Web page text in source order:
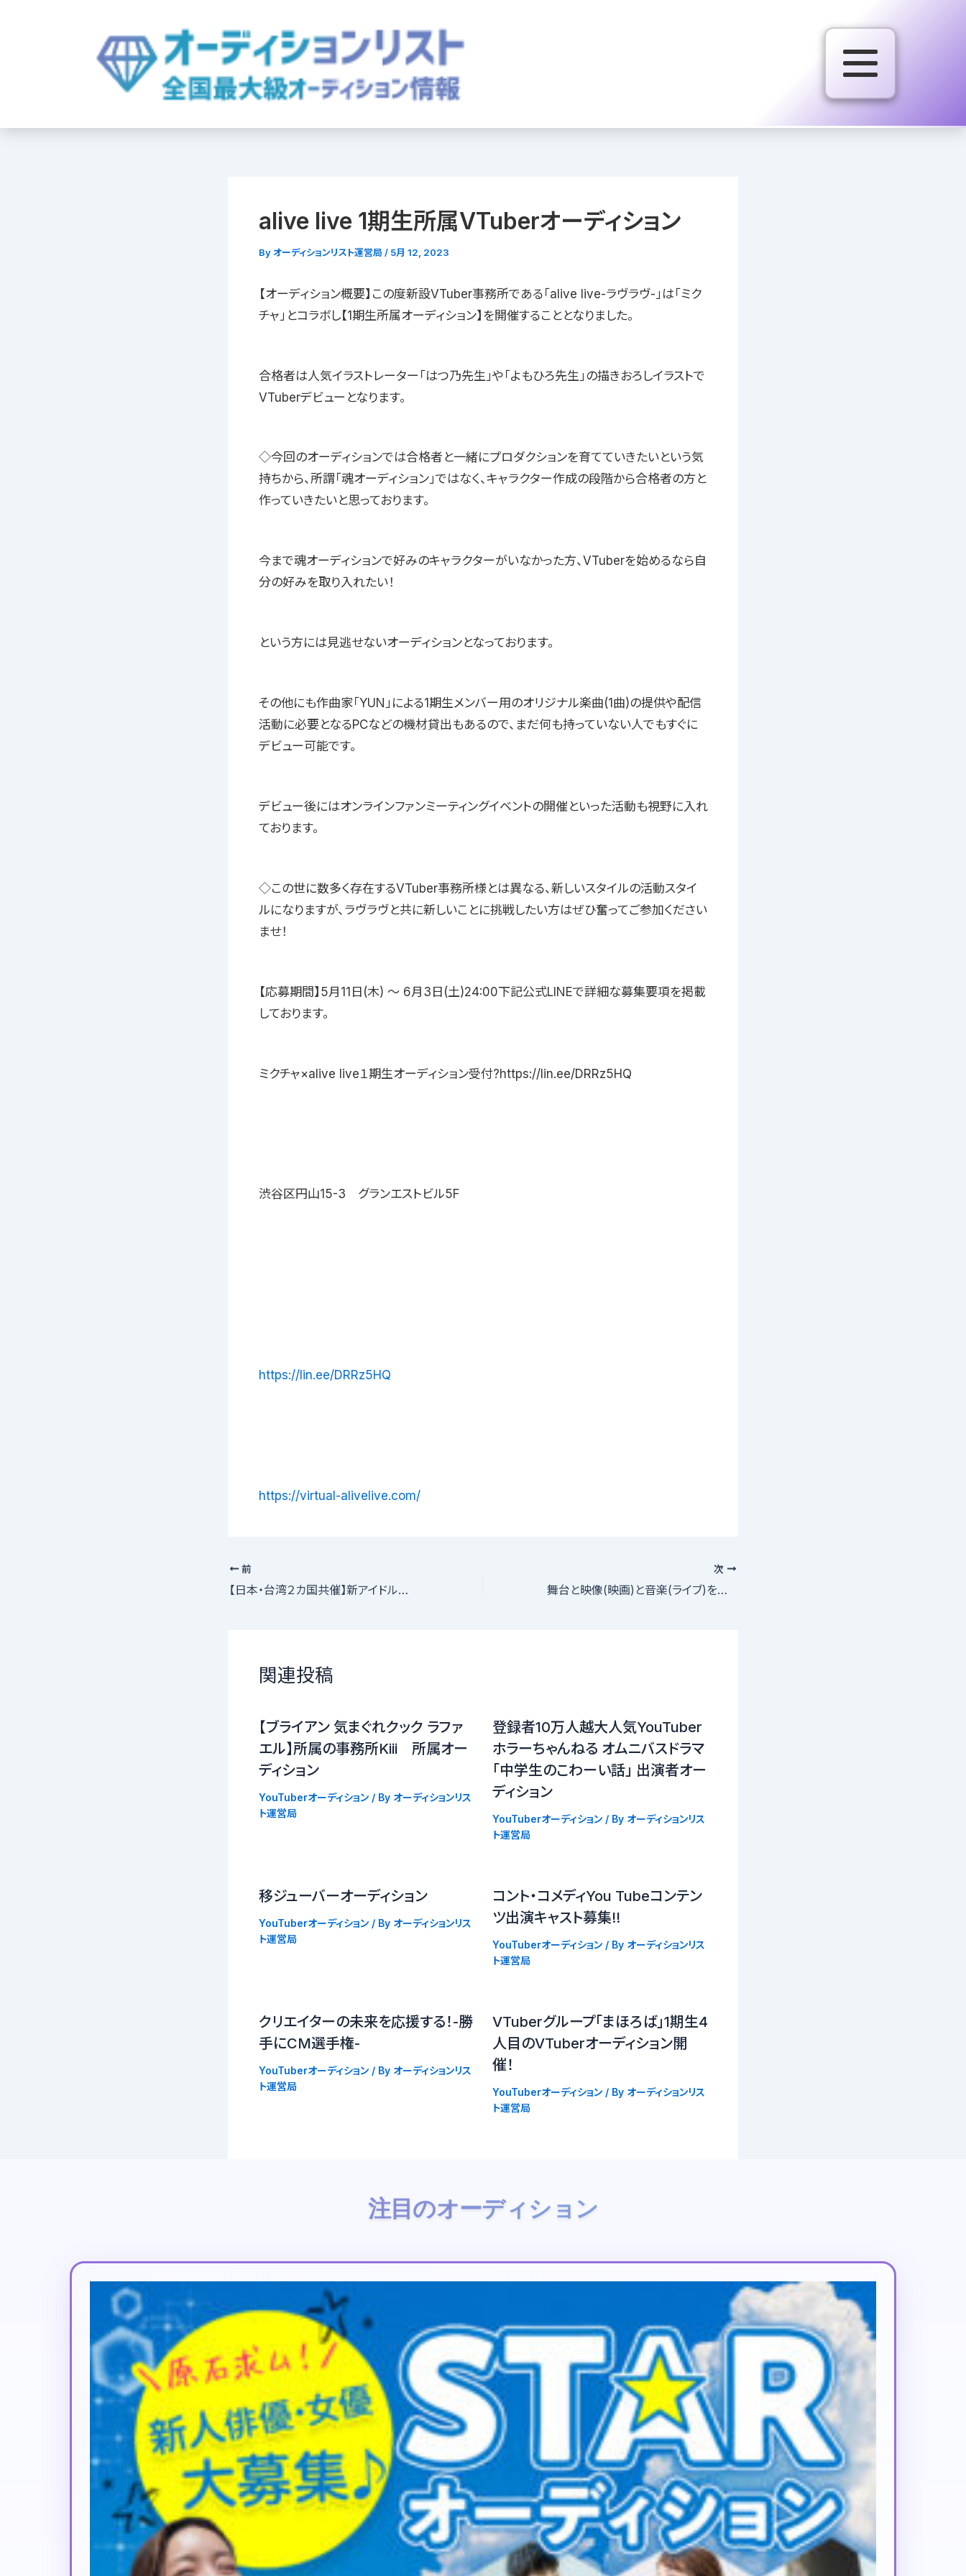
alive live 1期生所属VTuberオーディション
By オーディションリスト運営局 / 5月 12, 2023
【オーディション概要】この度新設VTuber事務所である「alive live-ラヴラヴ-」は「ミク
チャ」とコラボし【1期生所属オーディション】を開催することとなりました。
合格者は人気イラストレーター「はつ乃先生」や「よもひろ先生」の描きおろしイラストで
VTuberデビューとなります。
◇今回のオーディションでは合格者と一緒にプロダクションを育てていきたいという気
持ちから、所謂「魂オーディション」ではなく、キャラクター作成の段階から合格者の方と
作っていきたいと思っております。
今まで魂オーディションで好みのキャラクターがいなかった方、VTuberを始めるなら自
分の好みを取り入れたい！
という方には見逃せないオーディションとなっております。
その他にも作曲家「YUN」による1期生メンバー用のオリジナル楽曲(1曲)の提供や配信
活動に必要となるPCなどの機材貸出もあるので、まだ何も持っていない人でもすぐに
デビュー可能です。
デビュー後にはオンラインファンミーティングイベントの開催といった活動も視野に入れ
ております。
◇この世に数多く存在するVTuber事務所様とは異なる、新しいスタイルの活動スタイ
ルになりますが、ラヴラヴと共に新しいことに挑戦したい方はぜひ奮ってご参加ください
ませ！
【応募期間】5月11日(木) 〜 6月3日(土)24:00下記公式LINEで詳細な募集要項を掲載
しております。
ミクチャ×alive live１期生オーディション受付?https://lin.ee/DRRz5HQ
渋谷区円山15-3 グランエストビル5F
https://lin.ee/DRRz5HQ
https://virtual-alivelive.com/
前
【日本・台湾２カ国共催】新アイドル姉妹グループオーディション
次
舞台と映像(映画)と音楽(ライブ)を融合し、芝居、歌、踊り、殺陣ありの今までにない新しい和エンターテイメントショー誕生！！
関連投稿
【ブライアン 気まぐれクック ラファ
エル】所属の事務所Kiii 所属オー
ディション
YouTuberオーディション/ By オーディションリス
ト運営局
登録者10万人越大人気YouTuber
ホラーちゃんねる オムニバスドラマ
「中学生のこわーい話」 出演者オー
ディション
YouTuberオーディション/ By オーディションリス
ト運営局
移ジューバーオーディション
YouTuberオーディション/ By オーディションリス
ト運営局
コント・コメディYou Tubeコンテン
ツ出演キャスト募集!!
YouTuberオーディション/ By オーディションリス
ト運営局
クリエイターの未来を応援する！-勝
手にCM選手権-
YouTuberオーディション/ By オーディションリス
ト運営局
VTuberグループ「まほろば」1期生4
人目のVTuberオーディション開
催！
YouTuberオーディション/ By オーディションリス
ト運営局
注目のオーディション